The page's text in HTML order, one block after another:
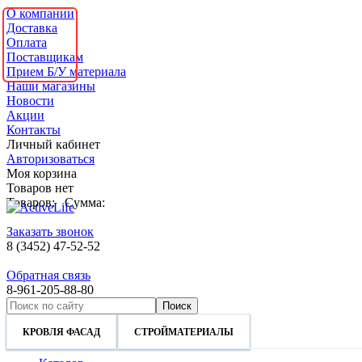
О компании
Доставка
Оплата
Поставщикам
Прием Б/У материала
Наши магазины
Новости
Акции
Контакты
Личный кабинет
Авторизоваться
Моя корзина
Товаров нет
Товаров: Сумма:
Заказать звонок
8 (3452) 47-52-52
Обратная связь
8-961-205-88-80
КРОВЛЯ ФАСАД
КРОВЛЯ ФАСАД СТРОЙМАТЕРИАЛЫ
СТРОЙМАТЕРИАЛЫ